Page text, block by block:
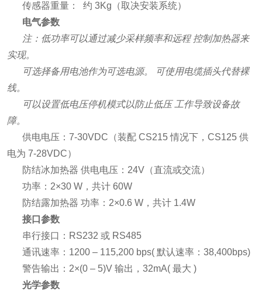
传感器重量： 约 3Kg（取决安装系统）
电气参数
注：低功率可以通过减少采样频率和远程 控制加热器来
实现。
可选择备用电池作为可选电源。
可使用电缆插头代替裸
线。
可以设置低电压停机模式以防止低压 工作导致设备故
障。
供电电压：7-30VDC（装配 CS215 情况下，CS125 供
电为 7-28VDC）
防结冰加热器 供电电压：24V（直流或交流）
功率：2×30 W，共计 60W
防结露加热器 功率：2×0.6 W，共计 1.4W
接口参数
串行接口：RS232 或 RS485
通讯速率：1200 – 115,200 bps( 默认速率：38,400bps)
警告输出：2×(0 – 5)V 输出，32mA( 最大 )
光学参数